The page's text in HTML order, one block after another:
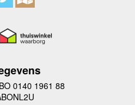
0140 1961 88